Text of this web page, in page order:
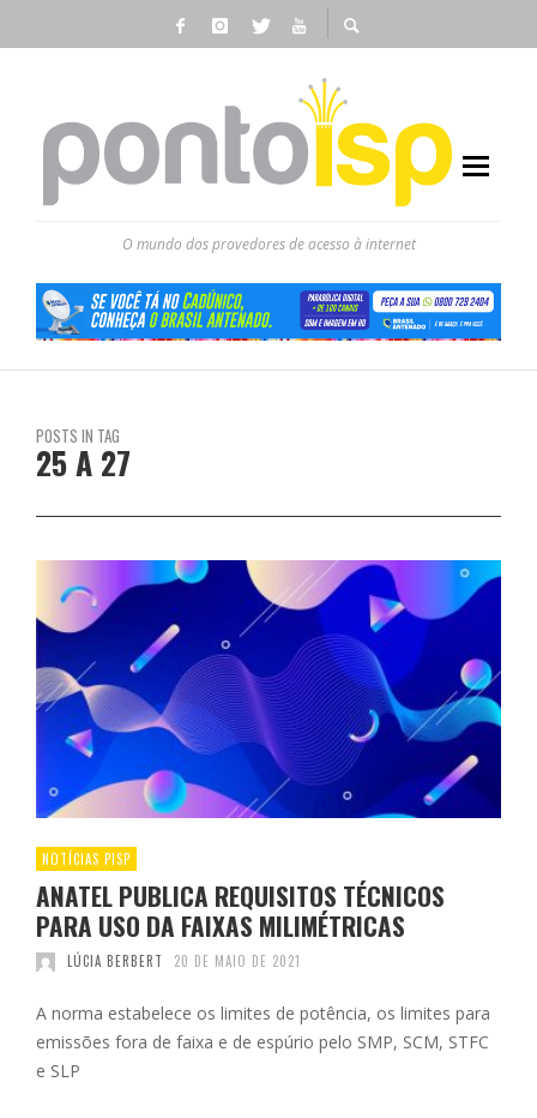
O mundo dos provedores de acesso à internet
POSTS IN TAG
25 A 27
NOTÍCIAS PISP
ANATEL PUBLICA REQUISITOS TÉCNICOS
PARA USO DA FAIXAS MILIMÉTRICAS
LÚCIA BERBERT 20 DE MAIO DE 2021
A norma estabelece os limites de potência, os limites para
emissões fora de faixa e de espúrio pelo SMP, SCM, STFC
e SLP